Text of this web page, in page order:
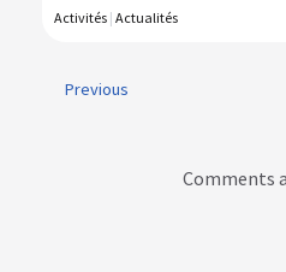
Activités | Actualités
Previous
Comments